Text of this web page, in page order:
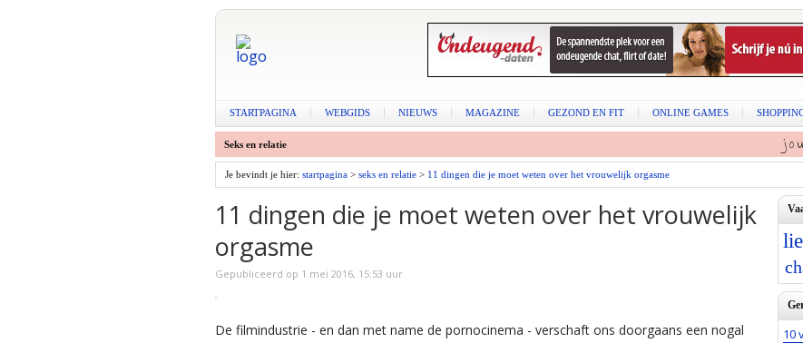
STARTPAGINA WEBGIDS NIEUWS MAGAZINE GEZOND EN FIT ONLINE GAMES
Seks en relatie
Je bevindt je hier: startpagina > seks en relatie > 11 dingen die je moet weten over het vrouwelijk orgasme
11 dingen die je moet weten over het vrouwelijk
orgasme
Gepubliceerd op 1 mei 2016, 15:53 uur
De filmindustrie - en dan met name de pornocinema - verschaft ons doorgaans een nogal
10